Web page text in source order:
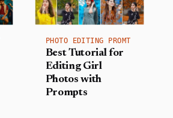
PHOTO EDITING PROMT
Best Tutorial for
Editing Girl
Photos with
Prompts